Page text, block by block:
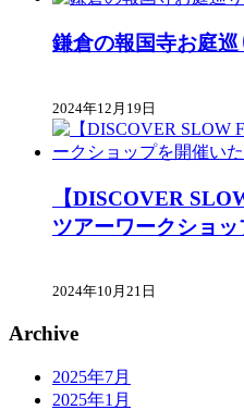
鎌倉の報国寺お庭巡
2024年12月19日
【DISCOVER
ツアーワークショッ
2024年10月21日
Archive
2025年7月
2025年1月